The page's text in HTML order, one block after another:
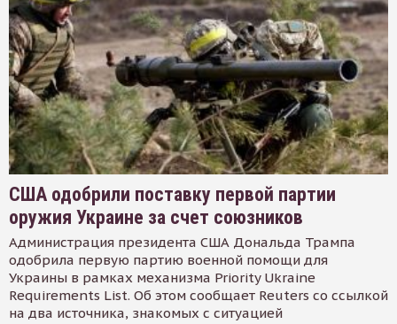
США одобрили поставку первой партии
оружия Украине за счет союзников
Администрация президента США Дональда Трампа
одобрила первую партию военной помощи для
Украины в рамках механизма Priority Ukraine
Requirements List. Об этом сообщает Reuters со ссылкой
на два источника, знакомых с ситуацией